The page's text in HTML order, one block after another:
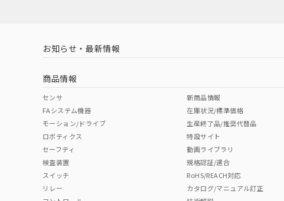
中国 RoHS 注意事項・凡例
中国 RoHS表
Pb Hg Cr(VI)
（イギリス
（ノルウェー
お知らせ・最新情報
商品情報
センサ
FAシステム機器
モーション/ドライブ
ロボティクス
セーフティ
検査装置
スイッチ
リレー
新商品情報
在庫状況/標準価格
生産終了品/推奨代替品
特設サイト
動画ライブラリ
規格認証/適合
RoHS/REACH対応
カタログ/マニュアル訂正